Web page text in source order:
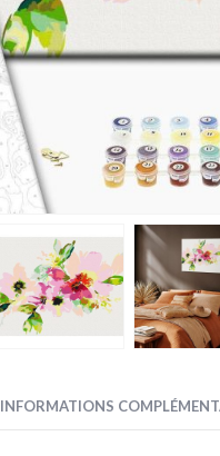
INFORMATIONS